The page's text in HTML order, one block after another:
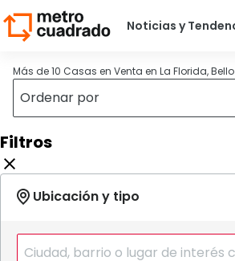
Más de 10 Casas en Venta en La Florida, Bello
Filtros